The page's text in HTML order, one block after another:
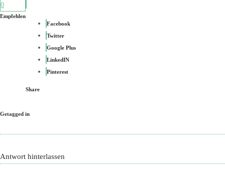
0
Empfehlen
Facebook
Twitter
Google Plus
LinkedIN
Pinterest
Share
Getagged in
Antwort hinterlassen